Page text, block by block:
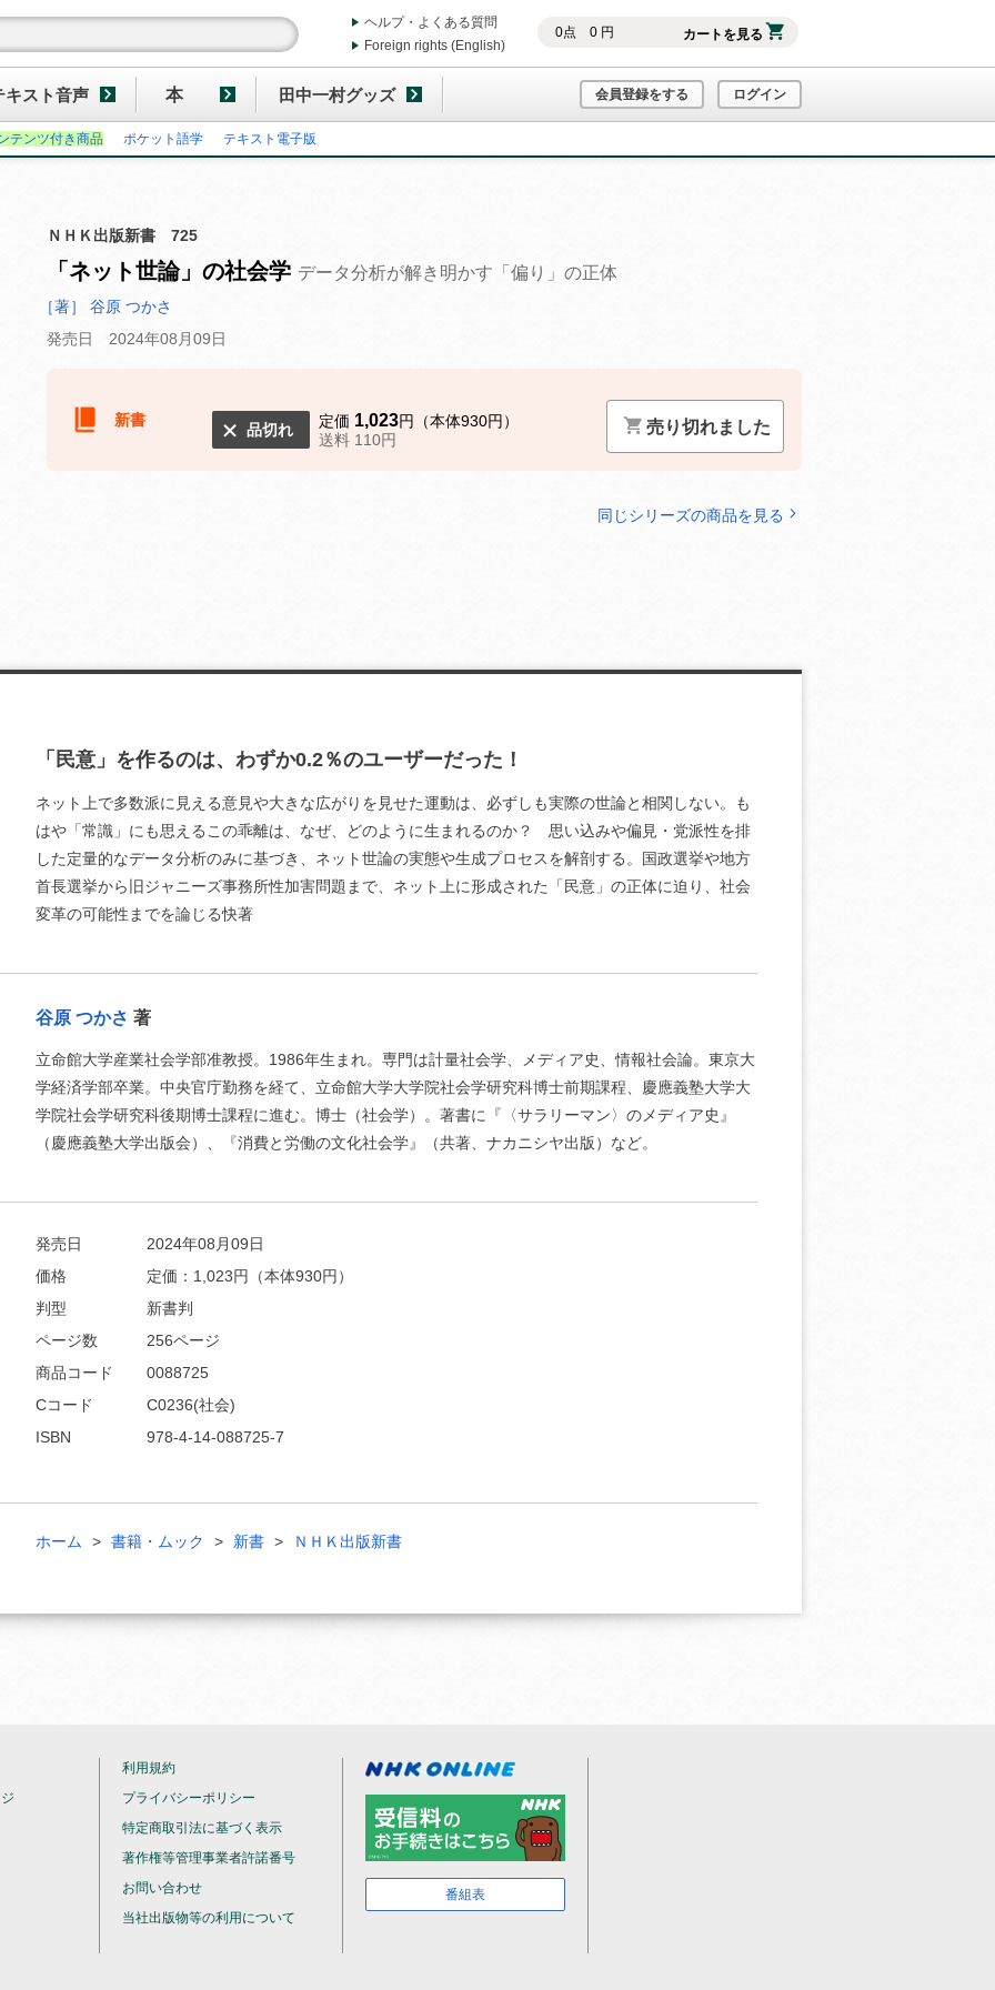
0点 0円 カートを見る
ヘルプ・よくある質問
Foreign rights (English)
キスト音声 本 田中一村グッズ 会員登録をする ログイン
テンツ付き商品 ポケット語学 テキスト電子版
他にも商品を買う
ＮＨＫ出版新書 725
「ネット世論」の社会学 データ分析が解き明かす「偏り」の正体
［著］ 谷原 つかさ
発売日 2024年08月09日
新書
品切れ 定価 1,023円（本体930円）
送料 110円
売り切れました
同じシリーズの商品を見る
「民意」を作るのは、わずか0.2％のユーザーだった！
ネット上で多数派に見える意見や大きな広がりを見せた運動は、必ずしも実際の世論と相関しない。も
はや「常識」にも思えるこの乖離は、なぜ、どのように生まれるのか？ 思い込みや偏見・党派性を排
した定量的なデータ分析のみに基づき、ネット世論の実態や生成プロセスを解剖する。国政選挙や地方
首長選挙から旧ジャニーズ事務所性加害問題まで、ネット上に形成された「民意」の正体に迫り、社会
変革の可能性までを論じる快著
谷原 つかさ 著
立命館大学産業社会学部准教授。1986年生まれ。専門は計量社会学、メディア史、情報社会論。東京大
学経済学部卒業。中央官庁勤務を経て、立命館大学大学院社会学研究科博士前期課程、慶應義塾大学大
学院社会学研究科後期博士課程に進む。博士（社会学）。著書に『〈サラリーマン〉のメディア史』
（慶應義塾大学出版会）、『消費と労働の文化社会学』（共著、ナカニシヤ出版）など。
発売日
2024年08月09日
価格
定価： 1,023円（本体930円）
判型
新書判
ページ数
256ページ
商品コード
0088725
Cコード
C0236(社会)
ISBN
978-4-14-088725-7
ホーム 書籍・ムック 新書 ＮＨＫ出版新書
利用規約
プライバシーポリシー
特定商取引法に基づく表示
著作権等管理事業者許諾番号
お問い合わせ
当社出版物等の利用について
番組表